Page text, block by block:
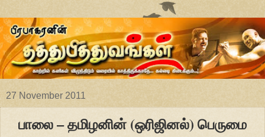
27 November 2011
பாலை – தமிழனின் (ஒரிஜினல்) பெருமை